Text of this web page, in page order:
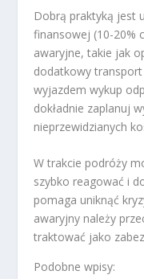
Dobrą praktyką jest
finansowej (10-20%
awaryjne, takie jak
dodatkowy
wyjazdem wykup
dokładnie zaplanuj
nieprzewidzianych
W trakcie podróży
szybko reagować i
pomaga uniknąć
awaryjny należy
traktować jako
Podobne wpisy: